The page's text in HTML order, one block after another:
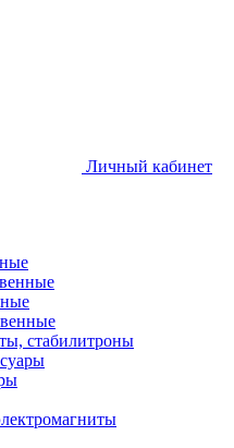
Личный кабинет
стабилитроны